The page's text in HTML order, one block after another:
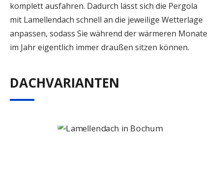
komplett ausfahren. Dadurch lässt sich die Pergola
mit Lamellendach schnell an die jeweilige Wetterlage
anpassen, sodass Sie während der wärmeren Monate
im Jahr eigentlich immer draußen sitzen können.
DACHVARIANTEN